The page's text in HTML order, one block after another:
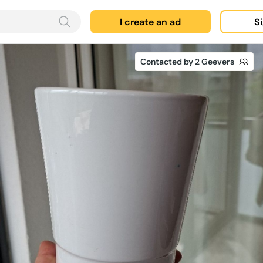
I create an ad
Contacted by 2 Geevers